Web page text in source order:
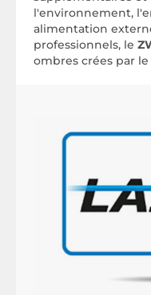
l'environnement,
alimentation
professionnels, le
ombres crées par